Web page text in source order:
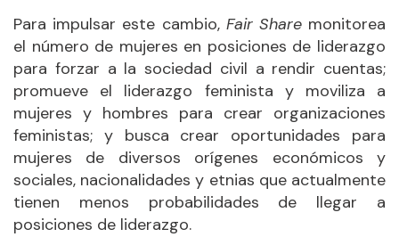
Para impulsar este cambio, Fair Sharemonitorea
el número de mujeres en posiciones de liderazgo
para forzar a la sociedad civil a rendir cuentas;
promueve el liderazgo feminista y moviliza a
mujeres y hombres para crear organizaciones
feministas; y busca crear oportunidades para
mujeres de diversos orígenes económicos y
sociales, nacionalidades y etnias que actualmente
tienen menos probabilidades de llegar a
posiciones de liderazgo.